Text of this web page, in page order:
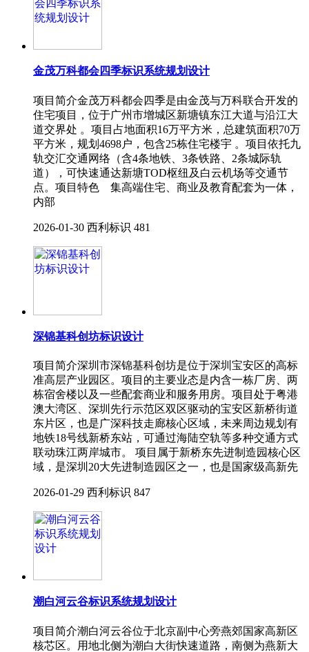
金茂万科都会四季标识系统规划设计
项目简介金茂万科都会四季是由金茂与万科联合开发的
住宅项目，位于广州市增城区新塘镇东江大道与沿江大
道交界处 。项目占地面积16万平方米，总建筑面积70万
平方米，规划4698户，包含25栋住宅楼宇 。项目依托九
轨交汇交通网络（含4条地铁、3条铁路、2条城际轨
道），可快速通达新塘TOD枢纽及白云机场等交通节
点。项目特色 集高端住宅、商业及教育配套为一体，
内部
2026-01-30 西利标识 481
深锦基科创坊标识设计
项目简介深圳市深锦基科创坊是位于深圳宝安区的高标
准高层产业园区。项目的主要业态是内含一栋厂房、两
栋宿舍楼以及一些配套商业和服务用房。项目处于粤港
澳大湾区、深圳先行示范区双区驱动的宝安区新桥街道
东片区，也是广深科技走廊核心区域，未来周边规划有
地铁18号线新桥东站，可通过海陆空轨等多种交通方式
联动珠江两岸城市。 项目属于新桥东先进制造园核心区
域，是深圳20大先进制造园区之一，也是国家级高新先
2026-01-29 西利标识 847
潮白河云谷标识系统规划设计
项目简介潮白河云谷位于北京副中心旁燕郊国家高新区
核芯区。用地北侧为潮白大街快速道路，南侧为燕新大